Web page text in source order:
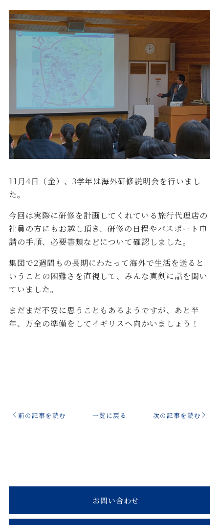
11月4日（金）、3学年は海外研修説明会を行いまし
た。
今回は実際に研修を計画してくれている旅行代理店の
社員の方にもお越し頂き、研修の日程やパスポート申
請の手順、必要書類などについて確認しました。
集団で2週間もの長期にわたって海外で生活を送ると
いうことの困難さを直視して、みんな真剣に話を聞い
ていました。
まだまだ不安に思うこともあるようですが、あと半
年、万全の準備をしてイギリスへ向かいましょう！
前の記事を読む 一覧に戻る 次の記事を読む
お問い合わせ